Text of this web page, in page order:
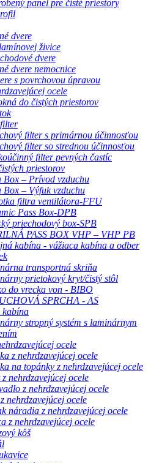
panel pre čisté priestory
dvere
živice
dvere
dvere nemocnice
s povrchovou úpravou
ocele
do čistých priestorov
filter s primárnou účinnosťou
filter so strednou účinnosťou
filter pevných častíc
priestorov
Box – Prívod vzduchu
Box – Výfuk vzduchu
filtra ventilátora-FFU
Pass Box-DPB
priechodový box-SPB
PASS BOX VHP – VHP PB
kabína - vážiaca kabína a odber
transportná skriňa
prietokový kryt/čistý stôl
do vrecka von - BIBO
SPRCHA - AS
kabína
stropný systém s laminárnym
ocele
z nehrdzavejúcej ocele
na topánky z nehrdzavejúcej ocele
z nehrdzavejúcej ocele
z nehrdzavejúcej ocele
nehrdzavejúcej ocele
náradia z nehrdzavejúcej ocele
z nehrdzavejúcej ocele
kôš